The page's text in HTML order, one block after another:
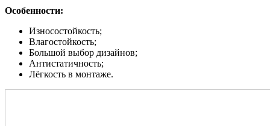
Особенности:
Износостойкость;
Влагостойкость;
Большой выбор дизайнов;
Антистатичность;
Лёгкость в монтаже.